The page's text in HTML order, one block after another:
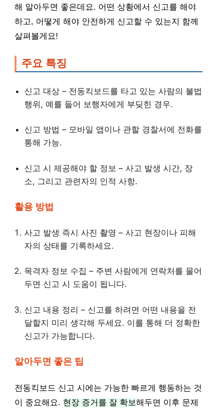
해 알아두면 좋은데요. 어떤 상황에서 신고를 해야
하고, 어떻게 해야 안전하게 신고할 수 있는지 함께
살펴볼게요!
주요 특징
신고 대상 – 전동킥보드를 타고 있는 사람의 불법
행위, 예를 들어 보행자에게 부딪힌 경우.
신고 방법 – 모바일 앱이나 관할 경찰서에 전화를
통해 가능.
신고 시 제공해야 할 정보 – 사고 발생 시간, 장
소, 그리고 관련자의 인적 사항.
활용 방법
사고 발생 즉시 사진 촬영 – 사고 현장이나 피해
자의 상태를 기록하세요.
목격자 정보 수집 – 주변 사람에게 연락처를 물어
두면 신고 시 도움이 됩니다.
신고 내용 정리 – 신고를 하려면 어떤 내용을 전
달할지 미리 생각해 두세요. 이를 통해 더 정확한
신고가 가능합니다.
알아두면 좋은 팁
전동킥보드 신고 시에는 가능한 빠르게 행동하는 것
이 중요해요. 현장 증거를 잘 확보해두면 이후 문제